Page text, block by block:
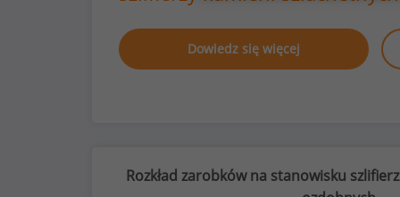
Dowiedz się więcej
Rozkład zarobków na stanowisku